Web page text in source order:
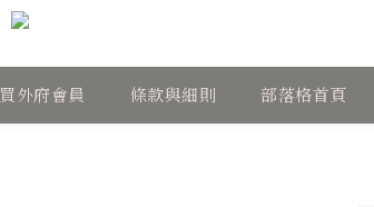
買外府會員 條款與細則 部落格首頁